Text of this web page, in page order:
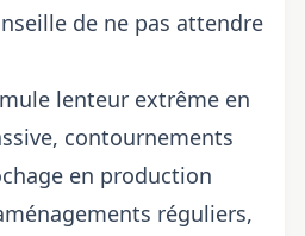
de ne pas attendre
lenteur extrême en
contournements
en production
réguliers,